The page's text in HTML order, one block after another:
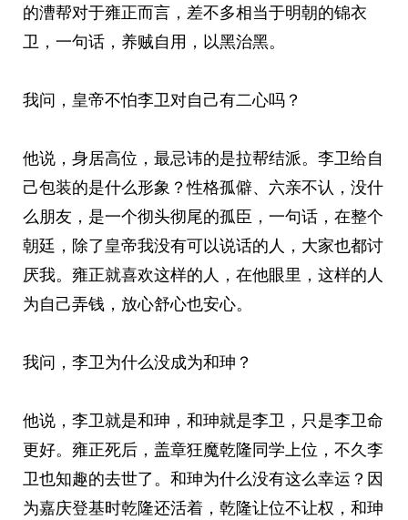
的漕帮对于雍正而言，差不多相当于明朝的锦衣
卫，一句话，养贼自用，以黑治黑。
我问，皇帝不怕李卫对自己有二心吗？
他说，身居高位，最忌讳的是拉帮结派。李卫给自
己包装的是什么形象？性格孤僻、六亲不认，没什
么朋友，是一个彻头彻尾的孤臣，一句话，在整个
朝廷，除了皇帝我没有可以说话的人，大家也都讨
厌我。雍正就喜欢这样的人，在他眼里，这样的人
为自己弄钱，放心舒心也安心。
我问，李卫为什么没成为和珅？
他说，李卫就是和珅，和珅就是李卫，只是李卫命
更好。雍正死后，盖章狂魔乾隆同学上位，不久李
卫也知趣的去世了。和珅为什么没有这么幸运？因
为嘉庆登基时乾隆还活着，乾隆让位不让权，和珅